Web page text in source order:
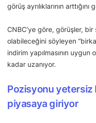
görüş ayrılıklarının arttığını
CNBC’ye göre, görüşler,
olabileceğini söyleyen
indirim yapılmasının uygun
kadar uzanıyor.
Pozisyonu yetersiz
piyasaya giriyor